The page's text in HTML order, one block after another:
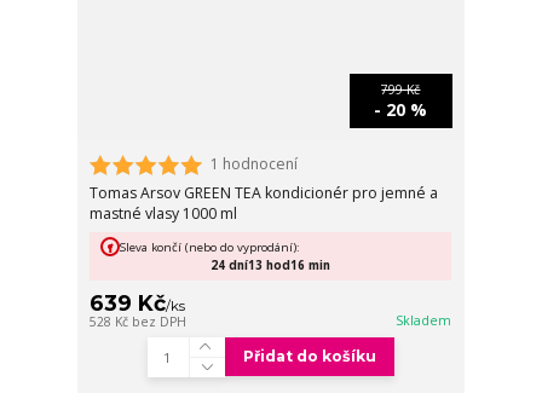
799 Kč
- 20 %
1 hodnocení
Tomas Arsov GREEN TEA kondicionér pro jemné a
mastné vlasy 1000 ml
639 Kč/ks
528 Kč bez DPH Skladem
Sleva končí (nebo do vyprodání):
24 dní13 hod 16 min
Přidat do košíku